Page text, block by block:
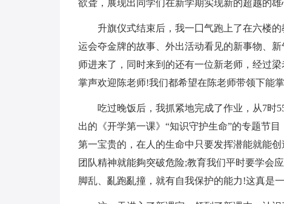
欲聋，展现出同学们在新学期实现新的超越的雄
升旗仪式结束后，我一囗气跑上了在六楼
运会夺金牌的故事、外出活动看见的新事物、
师进来了，同时来到的还有一位新老师，经过
掌声欢迎陈老师!我们都希望在陈老师带领下能
吃过晚饭后，我抓紧地完成了作业，从7时
出的《开学第一课》“知识守护生命”的专题节
第一宝贵的，在人的生命中只要发挥潜能就能
团队精神就能夠突破危险;教育我们平时要学会
脚乱、亂跑亂撞，就有自我保护的能力!这真是